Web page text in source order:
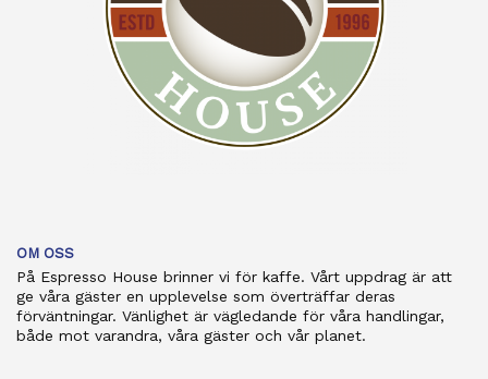
OM OSS
På Espresso House brinner vi för kaffe. Vårt uppdrag är att
ge våra gäster en upplevelse som överträffar deras
förväntningar. Vänlighet är vägledande för våra handlingar,
både mot varandra, våra gäster och vår planet.